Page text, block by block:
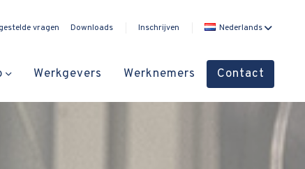
vragen Downloads Inschrijven Nederlands
Werkgevers Werknemers Contact